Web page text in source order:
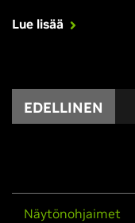
standardiksi
Lue lisää
EDELLINEN
Näytönohjaimet